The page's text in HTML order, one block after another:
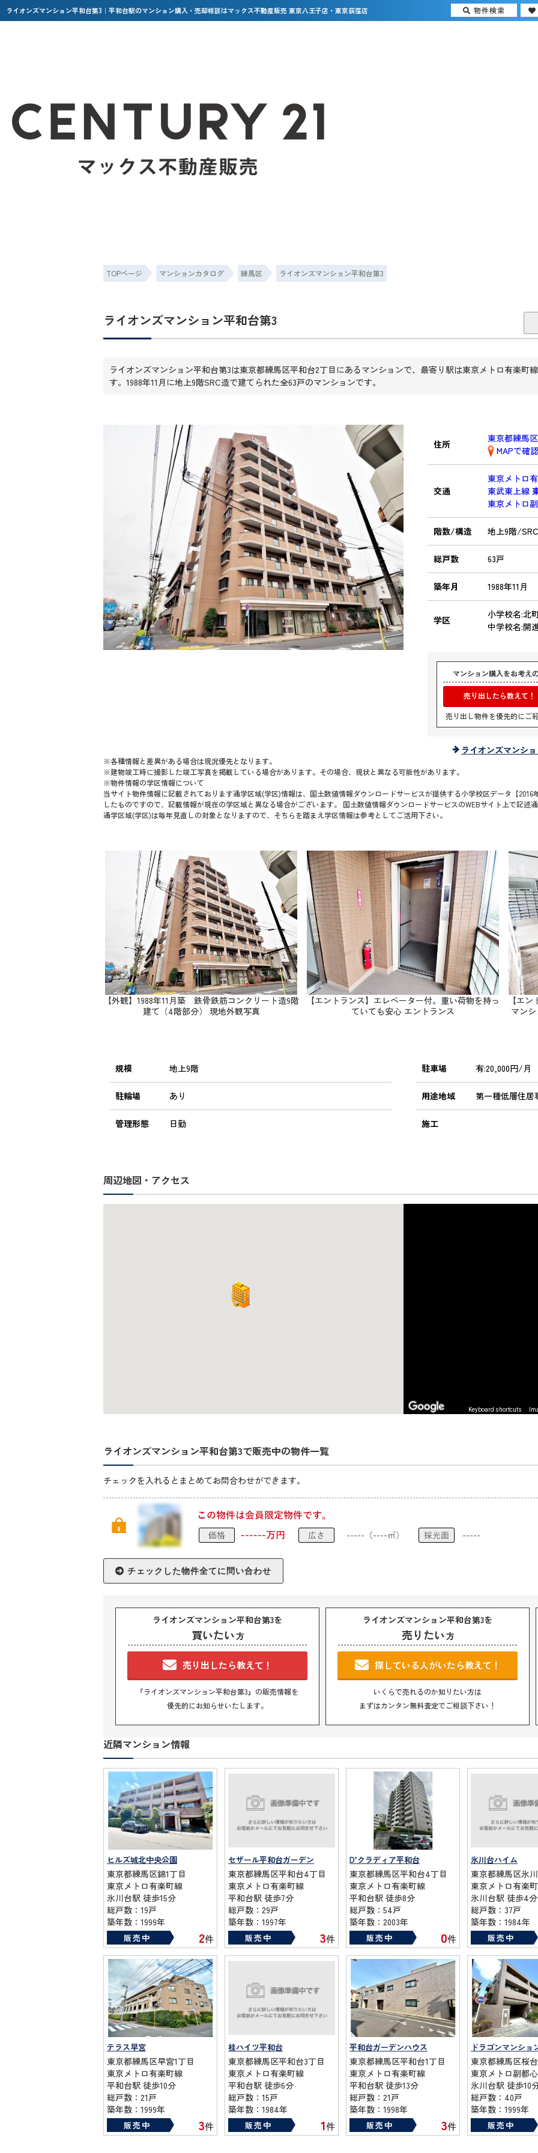
ライオンズマンション平和台第3｜平和台駅のマンション購入・売却相談はマックス不動産販売 東京八王子店・東京荻窪店
TOPページ マンションカタログ 練馬区 ライオンズマンション平和台第3
ライオンズマンション平和台第3
ライオンズマンション平和台第3は東京都練馬区平和台2丁目にあるマンションで、最寄り駅は東京メトロ有楽町
す。1988年11月に地上9階SRC造で建てられた全63戸のマンションです。
住所
東京都練馬
MAPで確認
交通
東京メトロ
東武東上線
東京メトロ
階数/構造 地上9階/
総戸数 63戸
築年月 1988年11月
学区
小学校名:北
中学校名:開
マンション購入をお考え
売り出したら教えて！
売り出し物件を優先的にご
ライオンズマンシ
※各種情報と差異がある場合は現況優先となります。
※建物竣工時に撮影した竣工写真を掲載している場合があります。その場合、現状と異なる可能性があります。
※物件情報の学区情報について
当サイト物件情報に記載されております通学区域(学区)情報は、国土数値情報ダウンロードサービスが提供する小学校区データ【
したものですので、記載情報が現在の学区域と異なる場合がございます。 国土数値情報ダウンロードサービスのWEBサイト上で記述
通学区域(学区)は毎年見直しの対象となりますので、そちらを踏まえ学区情報は参考としてご活用下さい。
【外観】1988年11月築 鉄骨鉄筋コンクリート造9階
建て（4階部分） 現地外観写真
【エントランス】エレベーター付。重い荷物を持っ
ていても安心 エントランス
【エ
マン
規模 地上9階
駐輪場 あり
管理形態 日勤
駐車場 有:20,000円/月
用途地域 第一種低層住居
施工
周辺地図・アクセス
Keyboard shortcuts
ライオンズマンション平和台第3で販売中の物件一覧
チェックを入れるとまとめてお問合わせができます。
ライオンズマンション平和台第3を
買いたい方
売り出したら教えて！
『ライオンズマンション平和台第3』の販売情報を
優先的にお知らせいたします。
ライオンズマンション平和台第3を
売りたい方
探している人がいたら教えて！
いくらで売れるのか知りたい方は
まずはカンタン無料査定でご相談下さい！
近隣マンション情報
ヒルズ城北中央公園
東京都練馬区錦1丁目
東京メトロ有楽町線
氷川台駅 徒歩15分
総戸数：19戸
築年数：1999年
販売中 2件
セザール平和台ガーデン
東京都練馬区平和台4丁目
東京メトロ有楽町線
平和台駅 徒歩7分
総戸数：29戸
築年数：1997年
販売中 3件
D’クラディア平和台
東京都練馬区平和台4丁目
東京メトロ有楽町線
平和台駅 徒歩8分
総戸数：54戸
築年数：2003年
販売中 0件
氷川台ハイム
東京都練馬区氷
東京メトロ有楽
氷川台駅 徒歩4分
総戸数：37戸
築年数：1984年
販売中
テラス早宮
東京都練馬区早宮1丁目
東京メトロ有楽町線
平和台駅 徒歩10分
総戸数：21戸
築年数：1999年
販売中 3件
桂ハイツ平和台
東京都練馬区平和台3丁目
東京メトロ有楽町線
平和台駅 徒歩6分
総戸数：15戸
築年数：1984年
販売中 1件
平和台ガーデンハウス
東京都練馬区平和台1丁目
東京メトロ有楽町線
平和台駅 徒歩13分
総戸数：21戸
築年数：1998年
販売中 3件
東京都練馬区桜
東京メトロ副都
氷川台駅 徒歩10
総戸数：40戸
築年数：1999年
販売中
物件検索